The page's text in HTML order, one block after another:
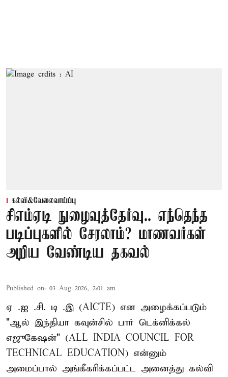
கல்வி&வேலைவாய்ப்பு
சிஎம்ஏடி நுழைவுத்தேர்வு.. எந்தெந்த
படிப்புகளில் சேரலாம்? மாணவர்கள்
அறிய வேண்டிய தகவல்
Published on: 03 Aug 2026, 2:01 am
ஏ .ஐ .சி. டி .இ (AICTE) என அழைக்கப்படும்
"ஆல் இந்தியா கவுன்சில் பார் டெக்னிக்கல்
எஜுகேஷன்" (ALL INDIA COUNCIL FOR
TECHNICAL EDUCATION) என்னும்
அமைப்பால் அங்கீகரிக்கப்பட்ட அனைத்து கல்வி